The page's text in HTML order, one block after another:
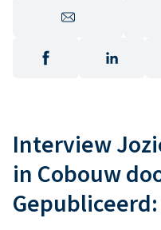
Interview
in Cobouw